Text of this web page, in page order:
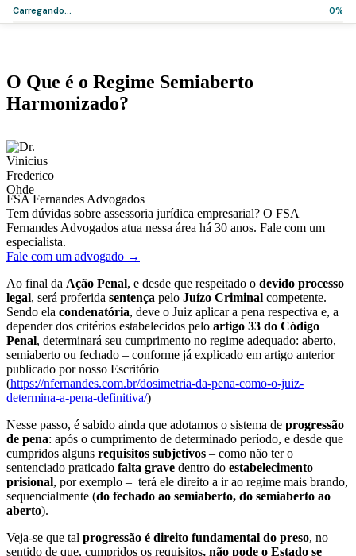
Home>Artigos
O Que é o Regime Semiaberto
Harmonizado?
Carregando... 0%
FSA Fernandes Advogados
Tem dúvidas sobre assessoria jurídica empresarial? O FSA
Fernandes Advogados atua nessa área há 30 anos. Fale com um
especialista.
Fale com um advogado →
Ao final da Ação Penal, e desde que respeitado o devido processo
legal, será proferida sentença pelo Juízo Criminal competente.
Sendo ela condenatória, deve o Juiz aplicar a pena respectiva e, a
depender dos critérios estabelecidos pelo artigo 33 do Código
Penal, determinará seu cumprimento no regime adequado: aberto,
semiaberto ou fechado – conforme já explicado em artigo anterior
publicado por nosso Escritório
(https://nfernandes.com.br/dosimetria-da-pena-como-o-juiz-
determina-a-pena-definitiva/)
Nesse passo, é sabido ainda que adotamos o sistema de progressão
de pena: após o cumprimento de determinado período, e desde que
cumpridos alguns requisitos subjetivos – como não ter o
sentenciado praticado falta grave dentro do estabelecimento
prisional, por exemplo – terá ele direito a ir ao regime mais brando,
sequencialmente (do fechado ao semiaberto, do semiaberto ao
aberto).
Veja-se que tal progressão é direito fundamental do preso, no
sentido de que, cumpridos os requisitos, não pode o Estado se